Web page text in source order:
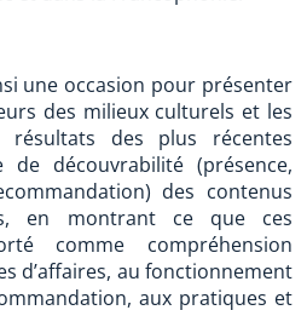
une occasion pour présenter
des milieux culturels et les
résultats des plus récentes
de découvrabilité (présence,
des contenus
en montrant ce que ces
comme compréhension
d’affaires, au fonctionnement
aux pratiques et